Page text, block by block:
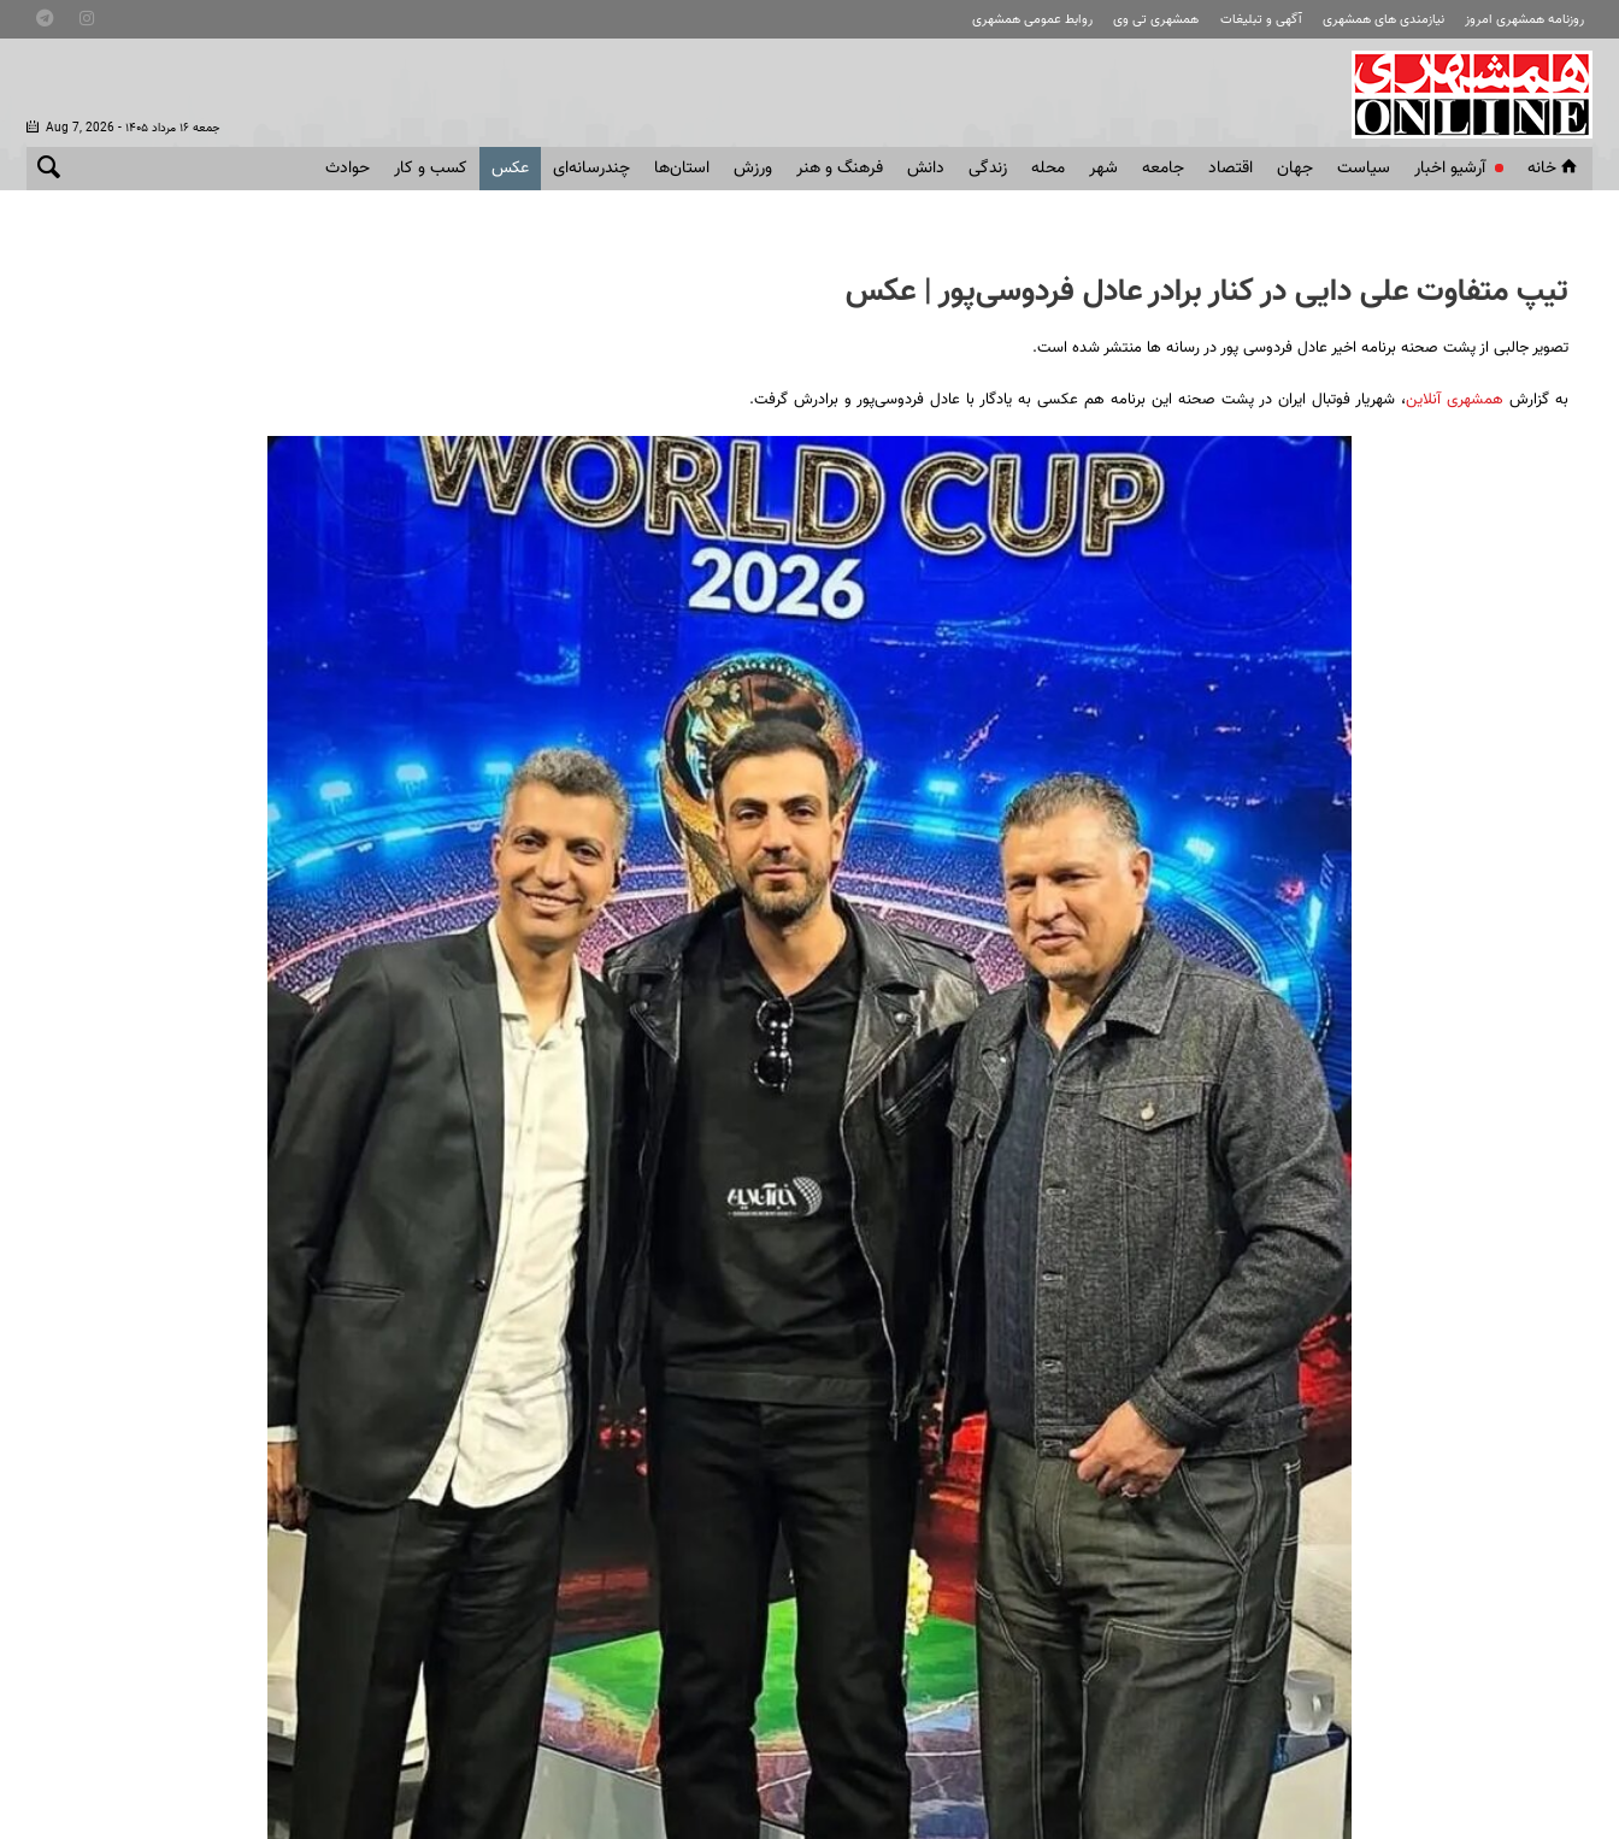
روزنامه همشهری امروز نیازمندی های همشهری آگهی و تبلیغات همشهری تی وی روابط عمومی همشهری
Aug 7, 2026 - جمعه ۱۶ مرداد ۱۴۰۵
خانه آرشیو اخبار سياست جهان اقتصاد جامعه شهر محله زندگی دانش فرهنگ و هنر ورزش استان‌ها چندرسانه‌ای عکس کسب و کار حوادث
تیپ متفاوت علی دایی در کنار برادر عادل فردوسی‌پور | عکس
تصویر جالبی از پشت صحنه برنامه اخیر عادل فردوسی‌ پور در رسانه ها منتشر شده است.
به گزارش همشهری آنلاین، شهریار فوتبال ایران در پشت صحنه این برنامه هم عکسی به یادگار با عادل فردوسی‌پور و برادرش گرفت.